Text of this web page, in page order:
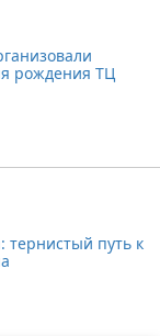
рождения ТЦ
тернистый путь к